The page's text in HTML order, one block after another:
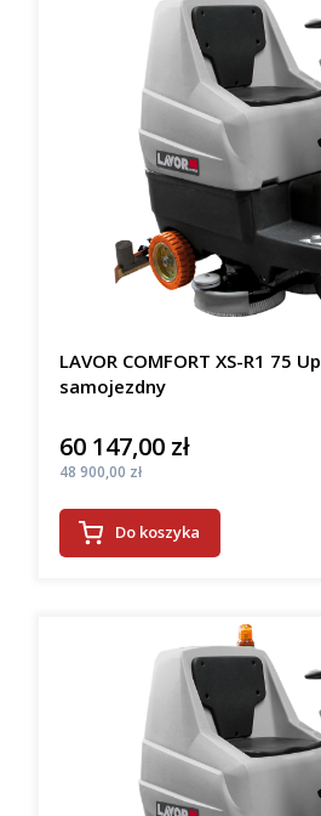
LAVOR COMFORT XS-R1 75
samojezdny
Cena
60 147,00 zł
Cena
48 900,00 zł
Do koszyka